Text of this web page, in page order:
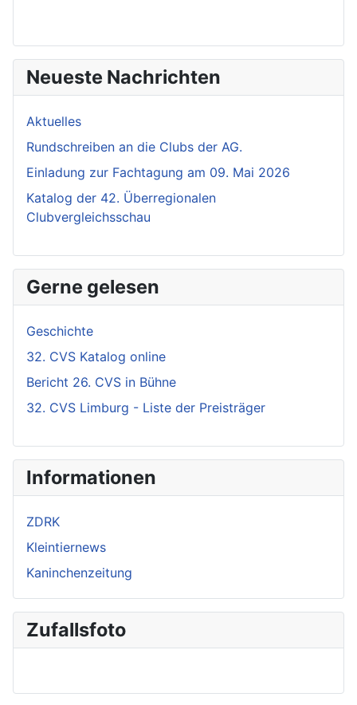
Neueste Nachrichten
Aktuelles
Rundschreiben an die Clubs der AG.
Einladung zur Fachtagung am 09. Mai 2026
Katalog der 42. Überregionalen
Clubvergleichsschau
Gerne gelesen
Geschichte
32. CVS Katalog online
Bericht 26. CVS in Bühne
32. CVS Limburg - Liste der Preisträger
Informationen
ZDRK
Kleintiernews
Kaninchenzeitung
Zufallsfoto